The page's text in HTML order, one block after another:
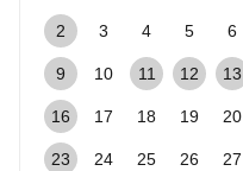
2 3 4 5 6
9 10 11 12 13
16 17 18 19 20
23 24 25 26 27